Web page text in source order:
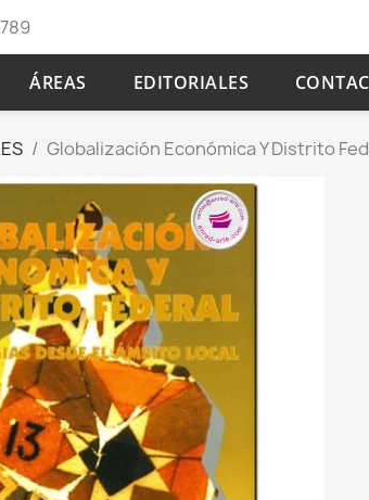
ÁREAS EDITORIALES
Globalización Económica Y Distrito